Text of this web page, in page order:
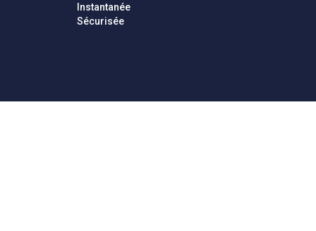
Instantanée
Sécurisée